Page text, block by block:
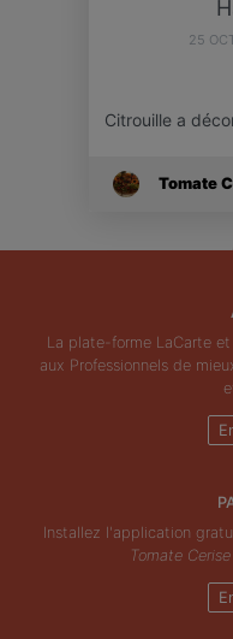
25
Citrouille a
Tomate
La plate-forme LaCarte
aux Professionnels de
Installez l'application
Tomate